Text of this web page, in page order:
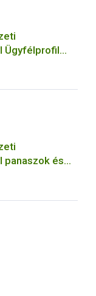
Ügyfélprofil
eljárásaihoz
panaszok és